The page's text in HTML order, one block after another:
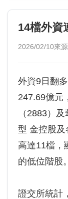
14檔外資
2026/02/10來
外資9日翻
247.69億元
（2883）
型 金控股
高達11檔，
的低位階股。
證交所統計